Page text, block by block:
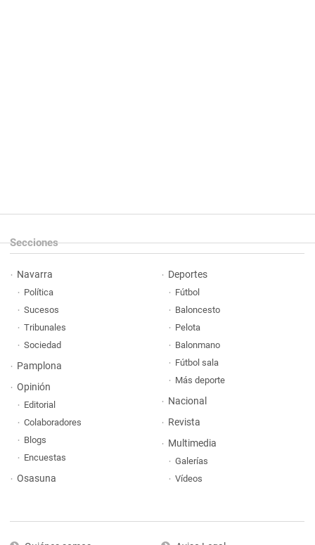
Secciones
Navarra
Política
Sucesos
Tribunales
Sociedad
Pamplona
Opinión
Editorial
Colaboradores
Blogs
Encuestas
Osasuna
Deportes
Fútbol
Baloncesto
Pelota
Balonmano
Fútbol sala
Más deporte
Nacional
Revista
Multimedia
Galerías
Vídeos